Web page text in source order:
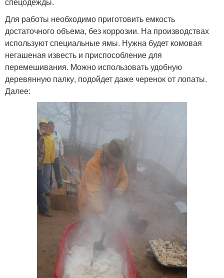
Для работы необходимо приготовить емкость
достаточного объема, без коррозии. На производствах
используют специальные ямы. Нужна будет комовая
негашеная известь и приспособление для
перемешивания. Можно использовать удобную
деревянную палку, подойдет даже черенок от лопаты.
Далее: